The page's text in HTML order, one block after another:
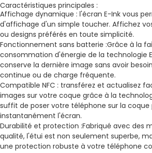
Caractéristiques principales :
Affichage dynamique : l'écran E-Ink vous
d'affichage d'un simple toucher. Affichez
ou designs préférés en toute simplicité.
Fonctionnement sans batterie :Grâce à la
consommation d'énergie de la technologie
conserve la dernière image sans avoir
continue ou de charge fréquente.
Compatible NFC : transférez et actualisez
images sur votre coque grâce à la
suffit de poser votre téléphone sur la
instantanément l'écran.
Durabilité et protection :Fabriqué avec des
qualité, l'étui est non seulement superbe,
une protection robuste à votre téléphone